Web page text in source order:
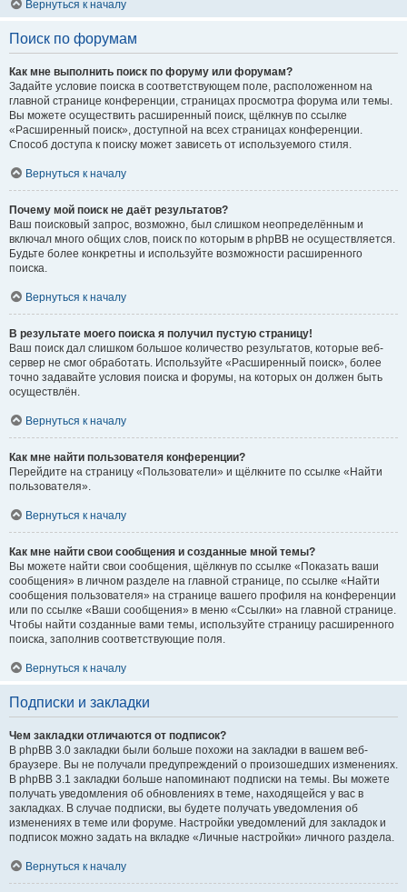
Вернуться к началу
Поиск по форумам
Как мне выполнить поиск по форуму или форумам?
Задайте условие поиска в соответствующем поле, расположенном на
главной странице конференции, страницах просмотра форума или темы.
Вы можете осуществить расширенный поиск, щёлкнув по ссылке
«Расширенный поиск», доступной на всех страницах конференции.
Способ доступа к поиску может зависеть от используемого стиля.
Вернуться к началу
Почему мой поиск не даёт результатов?
Ваш поисковый запрос, возможно, был слишком неопределённым и
включал много общих слов, поиск по которым в phpBB не осуществляется.
Будьте более конкретны и используйте возможности расширенного
поиска.
Вернуться к началу
В результате моего поиска я получил пустую страницу!
Ваш поиск дал слишком большое количество результатов, которые веб-
сервер не смог обработать. Используйте «Расширенный поиск», более
точно задавайте условия поиска и форумы, на которых он должен быть
осуществлён.
Вернуться к началу
Как мне найти пользователя конференции?
Перейдите на страницу «Пользователи» и щёлкните по ссылке «Найти
пользователя».
Вернуться к началу
Как мне найти свои сообщения и созданные мной темы?
Вы можете найти свои сообщения, щёлкнув по ссылке «Показать ваши
сообщения» в личном разделе на главной странице, по ссылке «Найти
сообщения пользователя» на странице вашего профиля на конференции
или по ссылке «Ваши сообщения» в меню «Ссылки» на главной странице.
Чтобы найти созданные вами темы, используйте страницу расширенного
поиска, заполнив соответствующие поля.
Вернуться к началу
Подписки и закладки
Чем закладки отличаются от подписок?
В phpBB 3.0 закладки были больше похожи на закладки в вашем веб-
браузере. Вы не получали предупреждений о произошедших изменениях.
В phpBB 3.1 закладки больше напоминают подписки на темы. Вы можете
получать уведомления об обновлениях в теме, находящейся у вас в
закладках. В случае подписки, вы будете получать уведомления об
изменениях в теме или форуме. Настройки уведомлений для закладок и
подписок можно задать на вкладке «Личные настройки» личного раздела.
Вернуться к началу